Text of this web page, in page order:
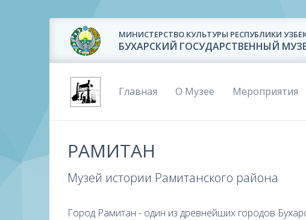
МИНИСТЕРСТВО КУЛЬТУРЫ РЕСПУБЛИКИ
БУХАРСКИЙ ГОСУДАРСТВЕННЫЙ
Главная О Музее Мероприятия
РАМИТАН
Музей истории Рамитанского района
Город Рамитан - один из древнейших городов